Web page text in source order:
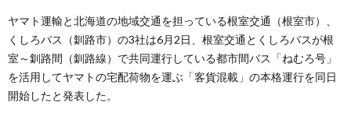
ヤマト運輸と北海道の地域交通を担っている根室交通（根室市）、
くしろバス（釧路市）の3社は6月2日、根室交通とくしろバスが根
室～釧路間（釧路線）で共同運行している都市間バス「ねむろ号」
を活用してヤマトの宅配荷物を運ぶ「客貨混載」の本格運行を同日
開始したと発表した。